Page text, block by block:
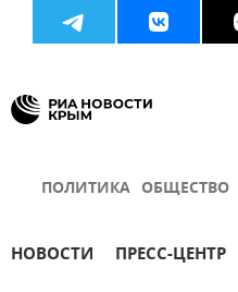
ПОЛИТИКА ОБЩЕСТВО
НОВОСТИ ПРЕСС-ЦЕНТР